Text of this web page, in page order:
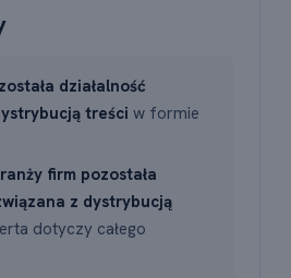
działalność
treści w formie
firm pozostała
z dystrybucją
dotyczy całego